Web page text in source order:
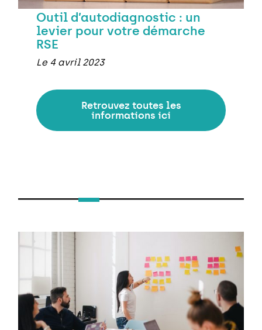
Outil d’autodiagnostic : un
levier pour votre démarche
RSE
Le 4 avril 2023
Retrouvez toutes les
informations ici